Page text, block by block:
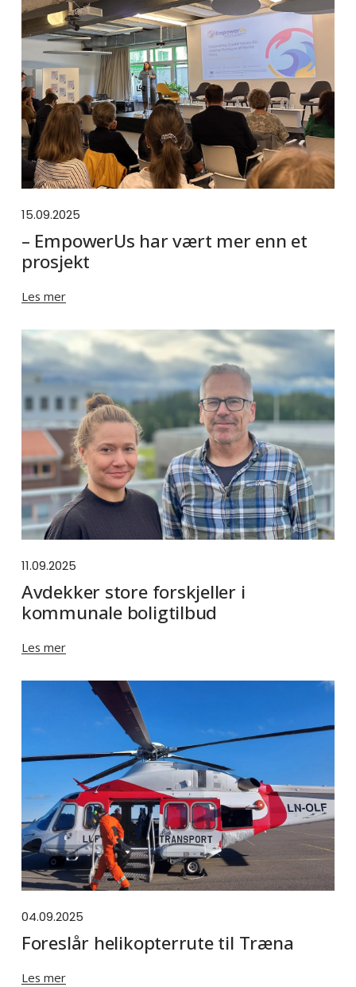
15.09.2025
– EmpowerUs har vært mer enn et
prosjekt
Les mer
11.09.2025
Avdekker store forskjeller i
kommunale boligtilbud
Les mer
04.09.2025
Foreslår helikopterrute til Træna
Les mer